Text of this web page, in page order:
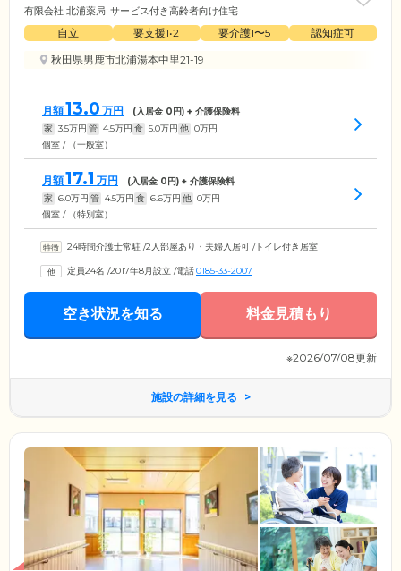
有限会社 北浦薬局 サービス付き高齢者向け住宅
自立 要支援1•2 要介護1〜5
認知症可
秋田県男鹿市北浦湯本中里21-19
月額13.0 万円 (入居金 0円) + 介護保険料
家 3.5万円 管 4.5万円 食 5.0万円 他 0万円
個室 / （一般室）
月額17.1 万円 (入居金 0円) + 介護保険料
家 6.0万円 管 4.5万円 食 6.6万円 他 0万円
個室 / （特別室）
24時間介護士常駐 /2人部屋あり・夫婦入居可 /トイレ付き居室
定員24名 /2017年8月設立 /電話0185-33-2007
空き状況を知る 料金見積もり
※2026/07/08更新
施設の詳細を見る